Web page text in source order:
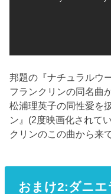
邦題の『ナチュラルウ
フランクリンの同名曲
松浦理英子の同性愛を
ン』(2度映画化されて
クリンのこの曲から来
おまけ2:ダニエ